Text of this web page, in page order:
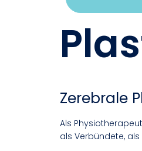
Zerebrale
Als
als Verbündete,